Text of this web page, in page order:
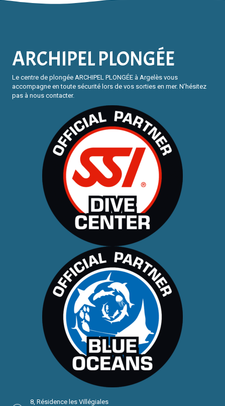
ARCHIPEL PLONGÉE
Le centre de plongée ARCHIPEL PLONGÉE à Argelès vous
accompagne en toute sécurité lors de vos sorties en mer. N'hésitez
pas à nous contacter.
8, Résidence les Villégiales